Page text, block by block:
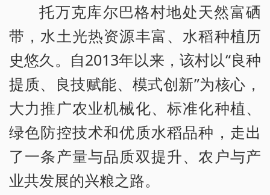
托万克库尔巴格村地处天然富硒
带，水土光热资源丰富、水稻种植历
史悠久。自2013年以来，该村以“良种
提质、良技赋能、模式创新”为核心，
大力推广农业机械化、标准化种植、
绿色防控技术和优质水稻品种，走出
了一条产量与品质双提升、农户与产
业共发展的兴粮之路。